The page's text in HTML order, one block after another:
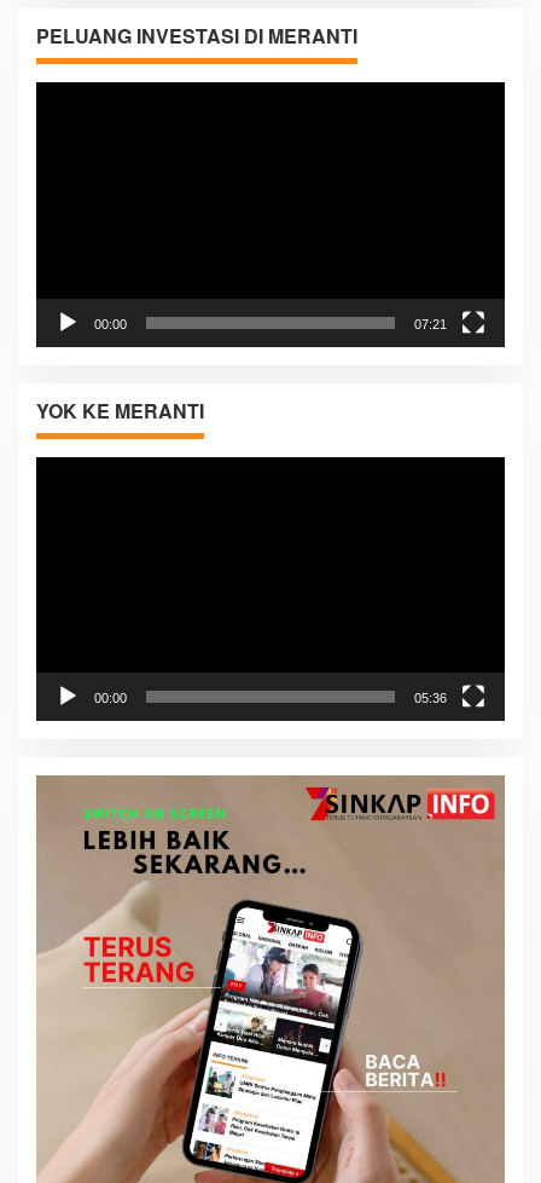
PELUANG INVESTASI DI MERANTI
00:00 07:21
YOK KE MERANTI
Pemutar
00:00 05:36